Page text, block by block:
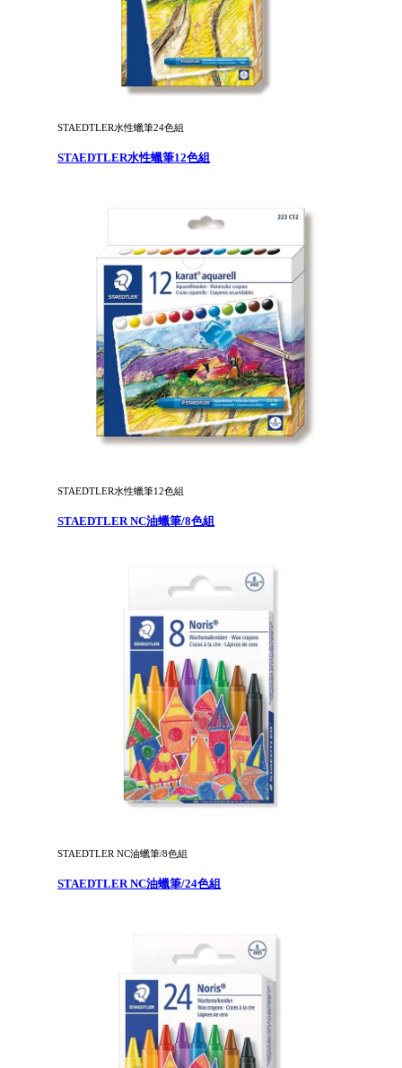
STAEDTLER水性蠟筆24色組
STAEDTLER水性蠟筆12色組
STAEDTLER水性蠟筆12色組
STAEDTLER NC油蠟筆/8色組
STAEDTLER NC油蠟筆/8色組
STAEDTLER NC油蠟筆/24色組